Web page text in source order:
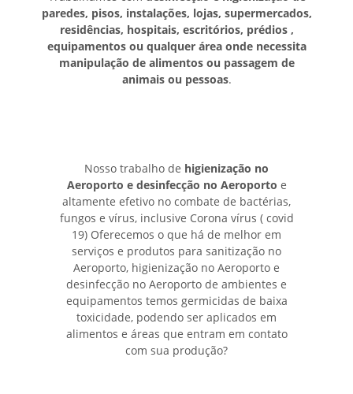
paredes, pisos, instalações, lojas, supermercados,
residências, hospitais, escritórios, prédios ,
equipamentos ou qualquer área onde necessita
manipulação de alimentos ou passagem de
animais ou pessoas.
Nosso trabalho de higienização no
Aeroporto e desinfecção no Aeroporto e
altamente efetivo no combate de bactérias,
fungos e vírus, inclusive Corona vírus ( covid
19) Oferecemos o que há de melhor em
serviços e produtos para sanitização no
Aeroporto, higienização no Aeroporto e
desinfecção no Aeroporto de ambientes e
equipamentos temos germicidas de baixa
toxicidade, podendo ser aplicados em
alimentos e áreas que entram em contato
com sua produção?